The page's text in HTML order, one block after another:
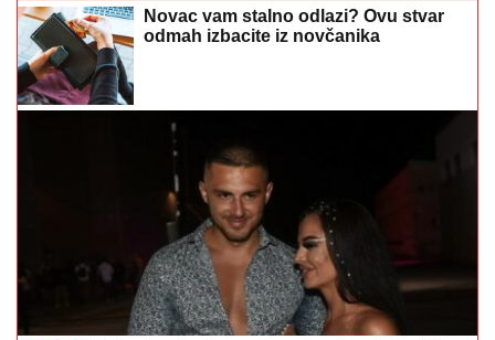
Novac vam stalno odlazi? Ovu stvar
odmah izbacite iz novčanika